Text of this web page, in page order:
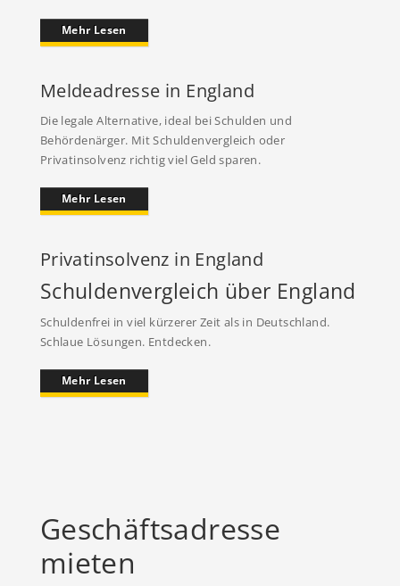
Mehr Lesen
Meldeadresse in England
Die legale Alternative, ideal bei Schulden und
Behördenärger. Mit Schuldenvergleich oder
Privatinsolvenz richtig viel Geld sparen.
Mehr Lesen
Privatinsolvenz in England
Schuldenvergleich über England
Schuldenfrei in viel kürzerer Zeit als in Deutschland.
Schlaue Lösungen. Entdecken.
Mehr Lesen
Geschäftsadresse
mieten